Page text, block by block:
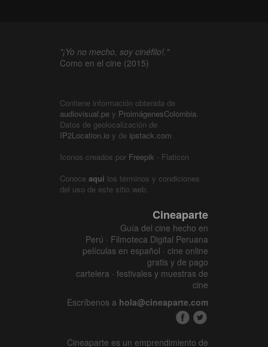
"¡Yo no mecho, soy cinéfilo!."
Como en el cine (2015)
Contiene información obtenida de
audiovisual.pe y ProimágenesColombia.
Datos de geolocalización de
IP2Location.io y de ipstack.com
Iconos creados por Freepik - Flaticon
Conoce aquí los términos y condiciones
del uso de este sitio web.
Cineaparte
Guía del cine hecho en
Perú · Filmoteca Digital Peruana
películas en español · cine online
gratis y de pago
cartelera · festivales y muestras de
cine
Escríbenos a hola@cineaparte.com
Cineaparte es un emprendimiento de